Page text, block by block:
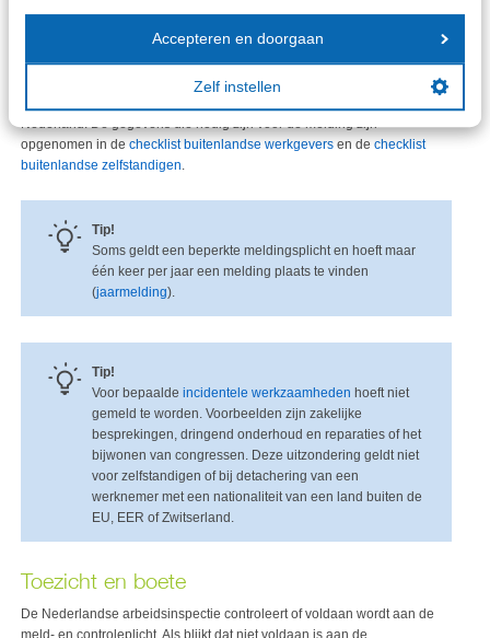
Accepteren en doorgaan
Zelf instellen
Melden
Nederland. De gegevens die nodig zijn voor de melding zijn
opgenomen in de checklist buitenlandse werkgeversen de checklist
buitenlandse zelfstandigen.
Tip!
Soms geldt een beperkte meldingsplicht en hoeft maar
één keer per jaar een melding plaats te vinden
(jaarmelding).
Tip!
Voor bepaalde incidentele werkzaamheden hoeft niet
gemeld te worden. Voorbeelden zijn zakelijke
besprekingen, dringend onderhoud en reparaties of het
bijwonen van congressen. Deze uitzondering geldt niet
voor zelfstandigen of bij detachering van een
werknemer met een nationaliteit van een land buiten de
EU, EER of Zwitserland.
Toezicht en boete
De Nederlandse arbeidsinspectie controleert of voldaan wordt aan de
meld- en controleplicht. Als blijkt dat niet voldaan is aan de